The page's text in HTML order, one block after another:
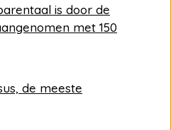
is door de
met 150
de meeste